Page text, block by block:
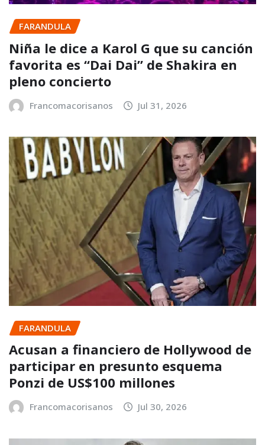
FARANDULA
Niña le dice a Karol G que su canción
favorita es “Dai Dai” de Shakira en
pleno concierto
Francomacorisanos Jul 31, 2026
FARANDULA
Acusan a financiero de Hollywood de
participar en presunto esquema
Ponzi de US$100 millones
Francomacorisanos Jul 30, 2026